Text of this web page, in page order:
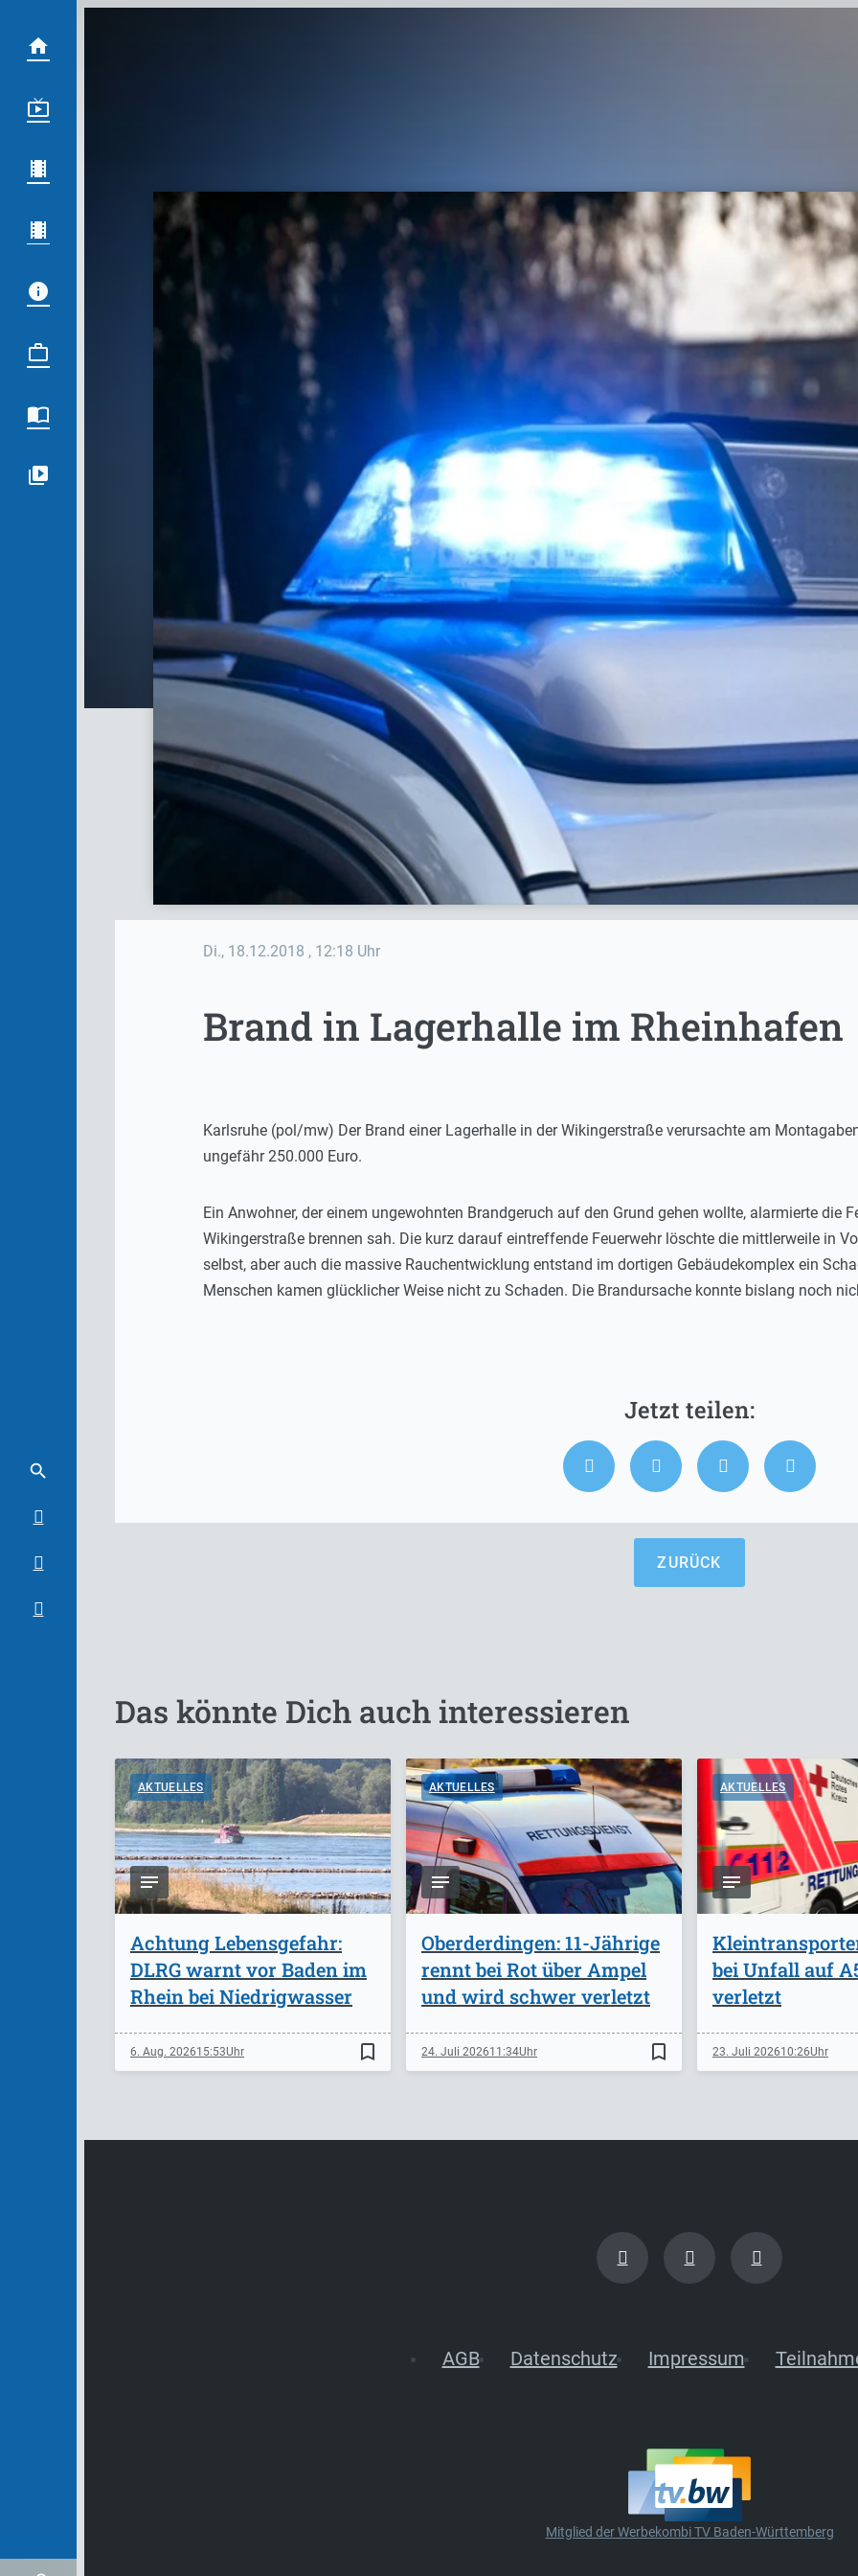
Di., 18.12.2018 , 12:18 Uhr
Brand in Lagerhalle im Rheinhafen
Karlsruhe (pol/mw) Der Brand einer Lagerhalle in der Wikingerstraße verursachte am
ungefähr 250.000 Euro.
Ein Anwohner, der einem ungewohnten Brandgeruch auf den Grund gehen wollte, alarmierte die
Wikingerstraße brennen sah. Die kurz darauf eintreffende Feuerwehr löschte die mittlerweile in
selbst, aber auch die massive Rauchentwicklung entstand im dortigen Gebäudekomplex ein
Menschen kamen glücklicher Weise nicht zu Schaden. Die Brandursache konnte bislang noch
ZURÜCK
Das könnte Dich auch interessieren
AKTUELLES
Achtung Lebensgefahr:
DLRG warnt vor Baden im
Rhein bei Niedrigwasser
6. Aug. 202615:53 bookmark_border
AKTUELLES
Oberderdingen: 11-Jährige
rennt bei Rot über Ampel
und wird schwer verletzt
24. Juli 202611:34 bookmark_border
AKTUELLES
bei Unfall auf
verletzt
23. Juli 202610:26
AGB Datenschutz Impressum
Mitglied der Werbekombi TV Baden-Württemberg